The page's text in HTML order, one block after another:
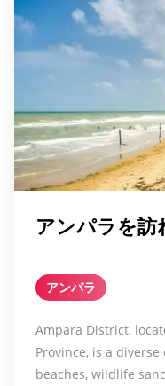
アンパラを訪
アンパラ
Ampara District,
Province, is a
beaches, wildlife